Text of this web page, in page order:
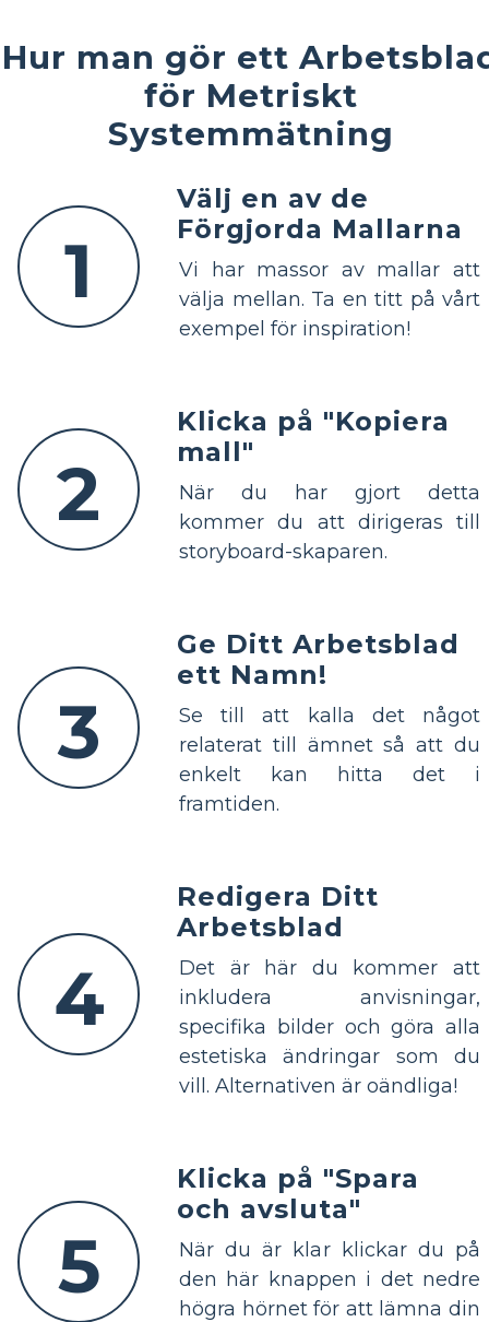
Hur man gör ett
för Metriskt
Systemmätning
1
Välj en av de
Förgjorda Mallarna
Vi har massor av mallar att
välja mellan. Ta en titt på vårt
exempel för inspiration!
2
Klicka på "Kopiera
mall"
När du har gjort detta
kommer du att dirigeras till
storyboard-skaparen.
3
Ge Ditt Arbetsblad
ett Namn!
Se till att kalla det något
relaterat till ämnet så att du
enkelt kan hitta det i
framtiden.
4
Redigera Ditt
Arbetsblad
Det är här du kommer att
inkludera anvisningar,
specifika bilder och göra alla
estetiska ändringar som du
vill. Alternativen är oändliga!
5
Klicka på "Spara
och avsluta"
När du är klar klickar du på
den här knappen i det nedre
högra hörnet för att lämna din